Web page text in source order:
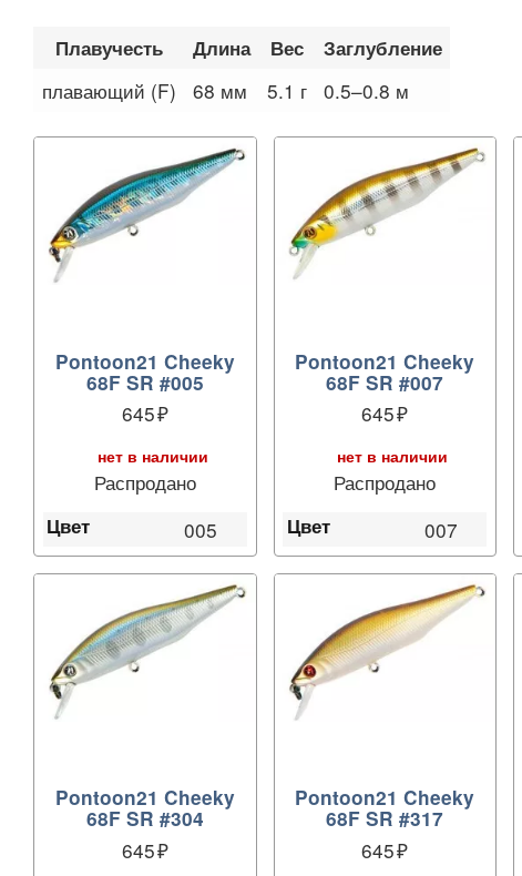
Плавучесть Длина Вес Заглубление
плавающий (F) 68 мм 5.1 г 0.5–0.8 м
Pontoon21 Cheeky
68F SR #005
645
нет в наличии
Распродано
Цвет 005
Pontoon21 Cheeky
68F SR #007
645
нет в наличии
Распродано
Цвет 007
Pontoon21 Cheeky
68F SR #304
645
Pontoon21 Cheeky
68F SR #317
645